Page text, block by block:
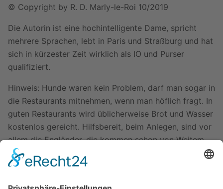
© Copyright by R. D. Marly-le-Roi 10/2019
Die Autorin ist eine hochintelligente Dame, spricht
mehrere Sprachen, lebt in Paris und Straßburg und hat
sich in kürzester Zeit wirklich als IO und Purser
qualifiziert.
Hinweis: Hunde waren kein Problem, darf man sogar in
die Restaurants mitnehmen, wenn man höflich fragt. In
guten Restaurants wird üblicherweise Brot und Wasser
kostenlos gereicht. Hilfsbereit, beim Anlegen, sind vor
allem die Engländer, die kommen schon von Weitem
gerannt, wenn sie sehen, dass man anlegen will.
Tatsachenbehauptungen, sondern sind nur